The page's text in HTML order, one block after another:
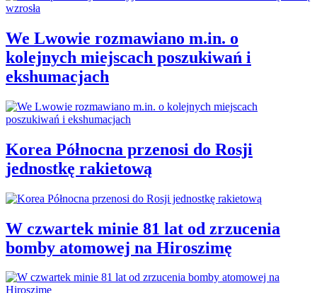
We Lwowie rozmawiano m.in. o
kolejnych miejscach poszukiwań i
ekshumacjach
Korea Północna przenosi do Rosji
jednostkę rakietową
W czwartek minie 81 lat od zrzucenia
bomby atomowej na Hiroszimę